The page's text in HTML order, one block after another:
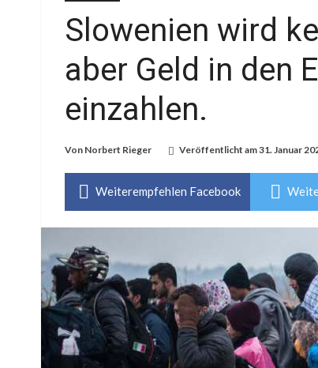
Slowenien wird
aber Geld in den
einzahlen.
Von Norbert Rieger Veröffentlicht am31. Januar
Weiterempfehlen Facebook